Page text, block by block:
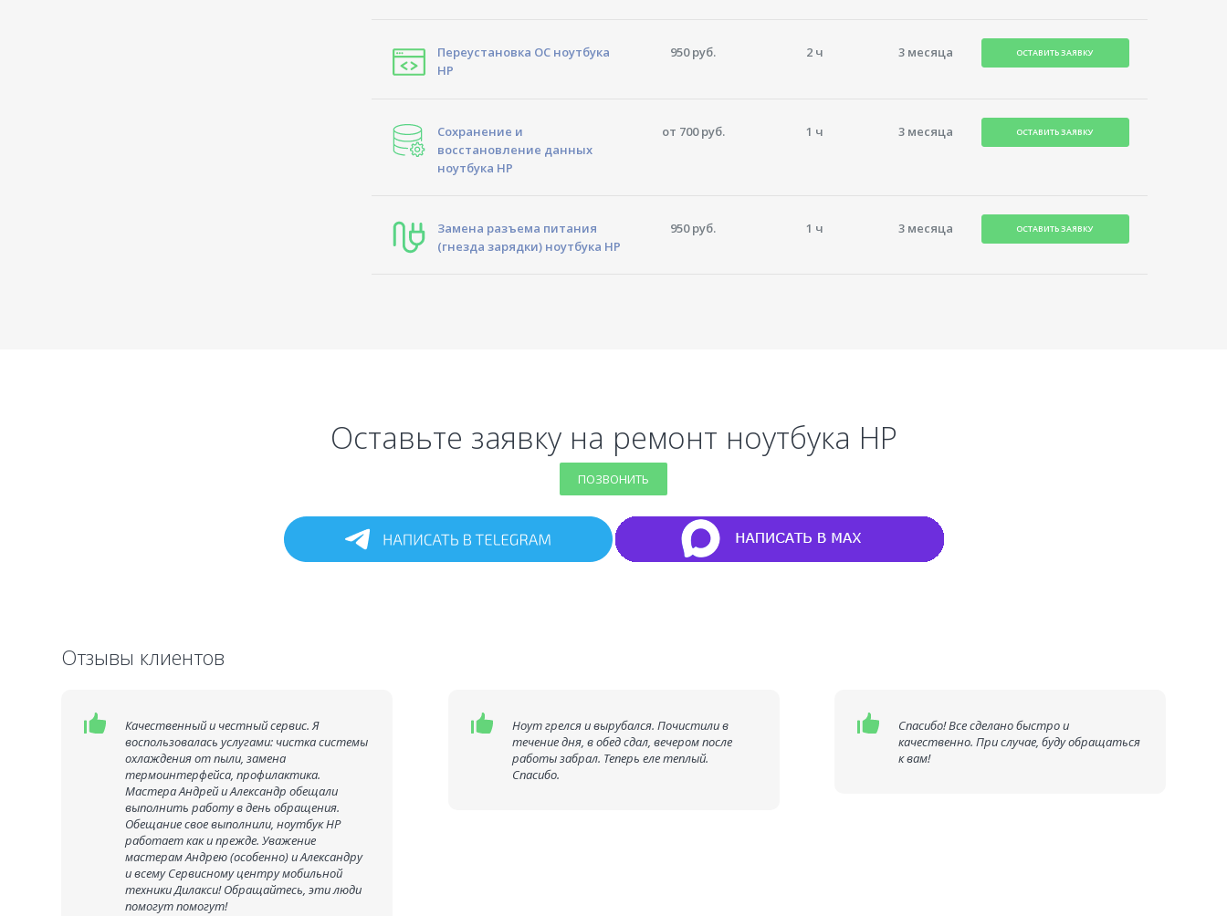
Переустановка ОС ноутбука
HP
950 руб. 2 ч 3 месяца ОСТАВИТЬ ЗАЯВКУ
Сохранение и
восстановление данных
ноутбука HP
от 700 руб. 1 ч 3 месяца ОСТАВИТЬ ЗАЯВКУ
Замена разъема питания
(гнезда зарядки) ноутбука HP
950 руб. 1 ч 3 месяца ОСТАВИТЬ ЗАЯВКУ
Оставьте заявку на ремонт ноутбука HP
ПОЗВОНИТЬ
Отзывы клиентов
Качественный и честный сервис. Я
воспользовалась услугами: чистка системы
охлаждения от пыли, замена
термоинтерфейса, профилактика.
Мастера Андрей и Александр обещали
выполнить работу в день обращения.
Обещание свое выполнили, ноутбук HP
работает как и прежде. Уважение
мастерам Андрею (особенно) и Александру
и всему Сервисному центру мобильной
техники Дилакси! Обращайтесь, эти люди
помогут помогут!
Ноут грелся и вырубался. Почистили в
течение дня, в обед сдал, вечером после
работы забрал. Теперь еле теплый.
Спасибо.
Спасибо! Все сделано быстро и
качественно. При случае, буду обращаться
к вам!